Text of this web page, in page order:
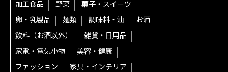
加工食品
野菜
菓子・スイーツ
卵・乳製品
麺類 調味料・油
お酒
飲料（お酒以外）
雑貨・日用品
家電・電気小物
美容・健康
ファッション
家具・インテリア